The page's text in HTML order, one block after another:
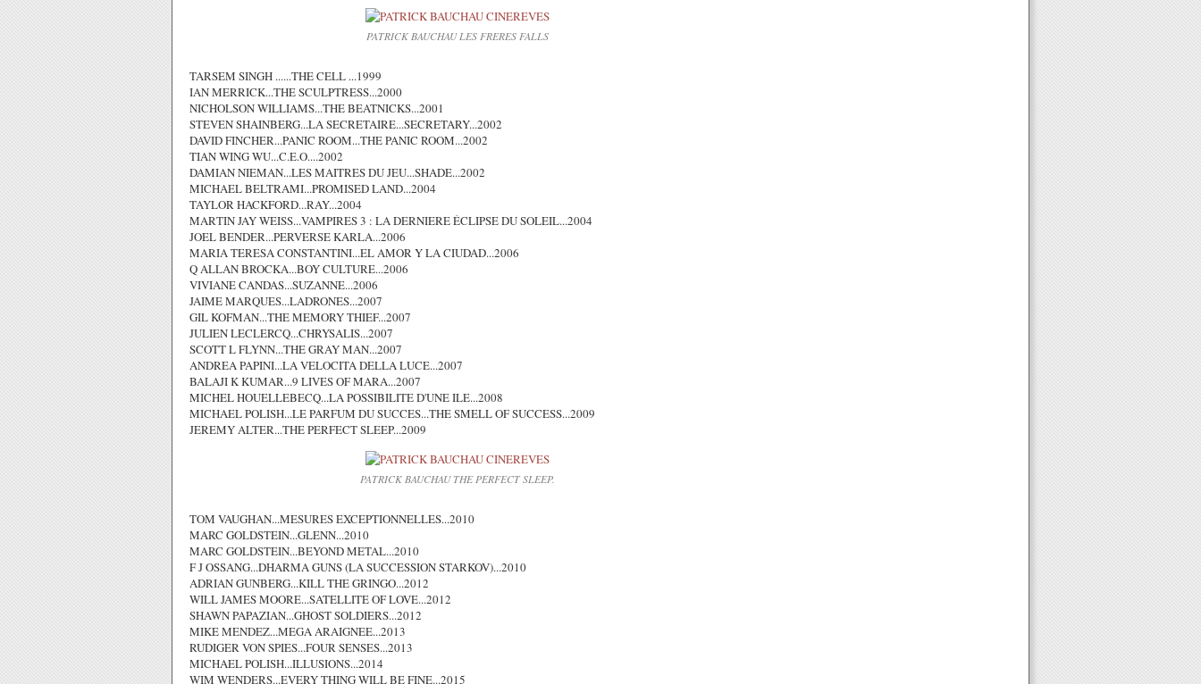
PATRICK BAUCHAU LES FRERES FALLS
TARSEM SINGH ......THE CELL ...1999
IAN MERRICK...THE SCULPTRESS...2000
NICHOLSON WILLIAMS...THE BEATNICKS...2001
STEVEN SHAINBERG...LA SECRETAIRE...SECRETARY...2002
DAVID FINCHER...PANIC ROOM...THE PANIC ROOM...2002
TIAN WING WU...C.E.O....2002
DAMIAN NIEMAN...LES MAITRES DU JEU...SHADE...2002
MICHAEL BELTRAMI...PROMISED LAND...2004
TAYLOR HACKFORD...RAY...2004
MARTIN JAY WEISS...VAMPIRES 3 : LA DERNIERE ÉCLIPSE DU SOLEIL...2004
JOEL BENDER...PERVERSE KARLA...2006
MARIA TERESA CONSTANTINI...EL AMOR Y LA CIUDAD...2006
Q ALLAN BROCKA...BOY CULTURE...2006
VIVIANE CANDAS...SUZANNE...2006
JAIME MARQUES...LADRONES...2007
GIL KOFMAN...THE MEMORY THIEF...2007
JULIEN LECLERCQ...CHRYSALIS...2007
SCOTT L FLYNN...THE GRAY MAN...2007
ANDREA PAPINI...LA VELOCITA DELLA LUCE...2007
BALAJI K KUMAR...9 LIVES OF MARA...2007
MICHEL HOUELLEBECQ...LA POSSIBILITE D'UNE ILE...2008
MICHAEL POLISH...LE PARFUM DU SUCCES...THE SMELL OF SUCCESS...2009
JEREMY ALTER...THE PERFECT SLEEP...2009
PATRICK BAUCHAU THE PERFECT SLEEP.
TOM VAUGHAN...MESURES EXCEPTIONNELLES...2010
MARC GOLDSTEIN...GLENN...2010
MARC GOLDSTEIN...BEYOND METAL...2010
F J OSSANG...DHARMA GUNS (LA SUCCESSION STARKOV)...2010
ADRIAN GUNBERG...KILL THE GRINGO...2012
WILL JAMES MOORE...SATELLITE OF LOVE...2012
SHAWN PAPAZIAN...GHOST SOLDIERS...2012
MIKE MENDEZ...MEGA ARAIGNEE...2013
RUDIGER VON SPIES...FOUR SENSES...2013
MICHAEL POLISH...ILLUSIONS...2014
WIM WENDERS...EVERY THING WILL BE FINE...2015